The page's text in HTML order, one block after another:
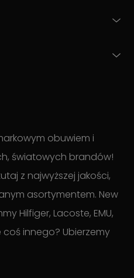
obuwiem i
światowych brandów!
z najwyższej jakości,
asortymentem. New
Hilfiger, Lacoste, EMU,
coś innego? Ubierzemy